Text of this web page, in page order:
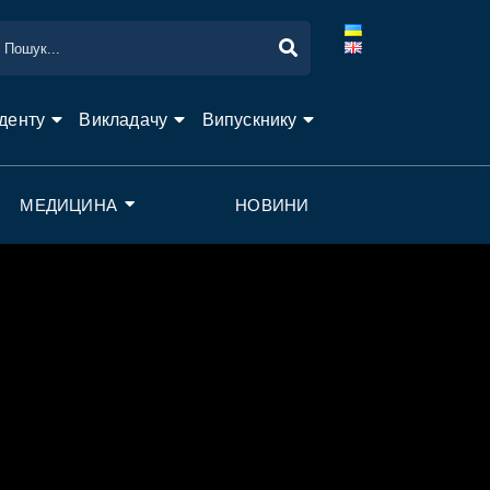
Викладачу Випускнику
МЕДИЦИНА НОВИНИ